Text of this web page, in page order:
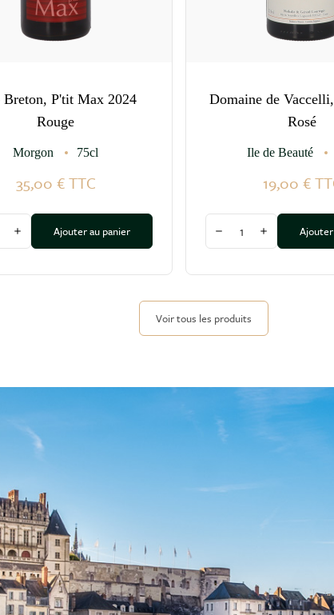
Breton, P'tit Max 2024
Rouge
Morgon 75cl
35,00 €TTC
la quantité
Augmenter la quantité
Ajouter au panier
Domaine de
Rosé
Ile de Beauté
19,00 €
Diminuer la quantité
Augmenter
Voir tous les produits